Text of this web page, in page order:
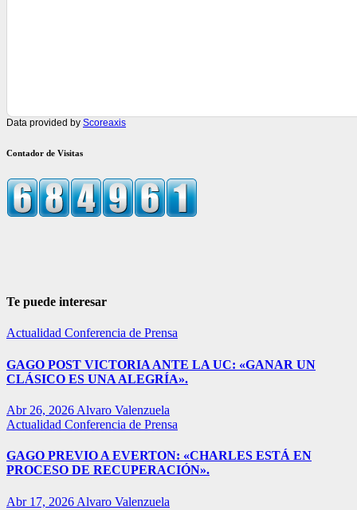
Data provided by Scoreaxis
Contador de Visitas
Te puede interesar
Actualidad Conferencia de Prensa
GAGO POST VICTORIA ANTE LA UC: «GANAR UN
CLÁSICO ES UNA ALEGRÍA».
Abr 26, 2026 Alvaro Valenzuela
Actualidad Conferencia de Prensa
GAGO PREVIO A EVERTON: «CHARLES ESTÁ EN
PROCESO DE RECUPERACIÓN».
Abr 17, 2026 Alvaro Valenzuela